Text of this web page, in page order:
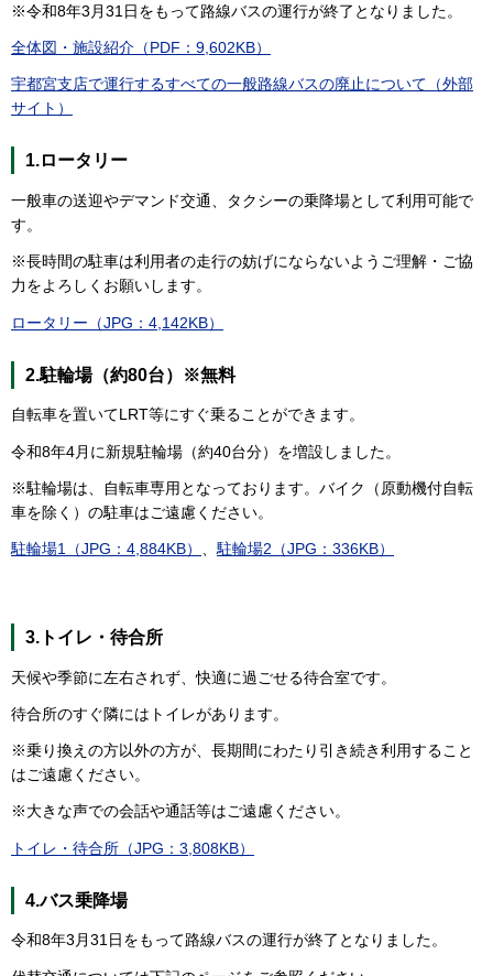
※令和8年3月31日をもって路線バスの運行が終了となりました。
全体図・施設紹介（PDF：9,602KB）
宇都宮支店で運行するすべての一般路線バスの廃止について（外部
サイト）
1.ロータリー
一般車の送迎やデマンド交通、タクシーの乗降場として利用可能で
す。
※長時間の駐車は利用者の走行の妨げにならないようご理解・ご協
力をよろしくお願いします。
ロータリー（JPG：4,142KB）
2.駐輪場（約80台）※無料
自転車を置いてLRT等にすぐ乗ることができます。
令和8年4月に新規駐輪場（約40台分）を増設しました。
※駐輪場は、自転車専用となっております。バイク（原動機付自転
車を除く）の駐車はご遠慮ください。
駐輪場1（JPG：4,884KB） 駐輪場2（JPG：336KB）
3.トイレ・待合所
天候や季節に左右されず、快適に過ごせる待合室です。
待合所のすぐ隣にはトイレがあります。
※乗り換えの方以外の方が、長期間にわたり引き続き利用すること
はご遠慮ください。
※大きな声での会話や通話等はご遠慮ください。
トイレ・待合所（JPG：3,808KB）
4.バス乗降場
令和8年3月31日をもって路線バスの運行が終了となりました。